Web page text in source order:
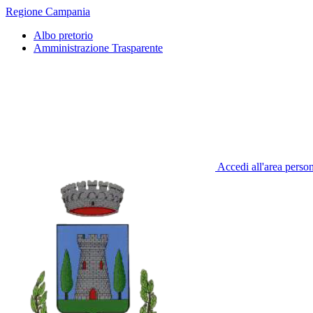
Regione Campania
Albo pretorio
Amministrazione Trasparente
Accedi all'area